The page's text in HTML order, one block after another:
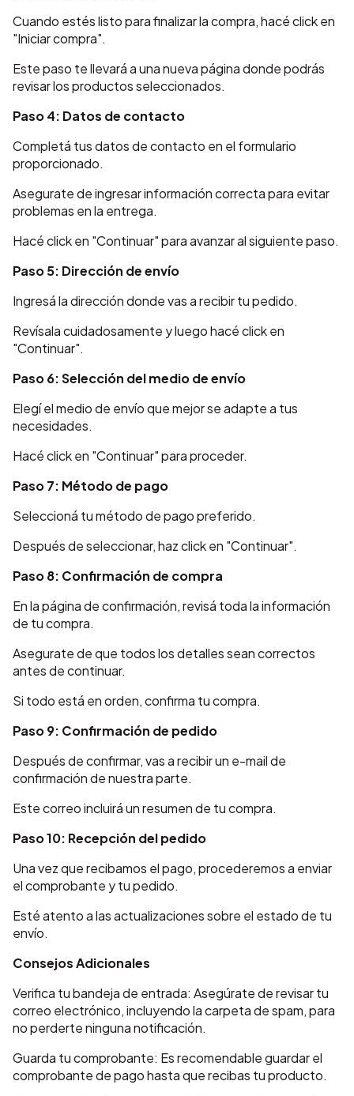
Cuando estés listo para finalizar la compra, hacé click en
"Iniciar compra".
Este paso te llevará a una nueva página donde podrás
revisar los productos seleccionados.
Paso 4: Datos de contacto
Completá tus datos de contacto en el formulario
proporcionado.
Asegurate de ingresar información correcta para evitar
problemas en la entrega.
Hacé click en "Continuar" para avanzar al siguiente paso.
Paso 5: Dirección de envío
Ingresá la dirección donde vas a recibir tu pedido.
Revísala cuidadosamente y luego hacé click en
"Continuar".
Paso 6: Selección del medio de envío
Elegí el medio de envío que mejor se adapte a tus
necesidades.
Hacé click en "Continuar" para proceder.
Paso 7: Método de pago
Seleccioná tu método de pago preferido.
Después de seleccionar, haz click en "Continuar".
Paso 8: Confirmación de compra
En la página de confirmación, revisá toda la información
de tu compra.
Asegurate de que todos los detalles sean correctos
antes de continuar.
Si todo está en orden, confirma tu compra.
Paso 9: Confirmación de pedido
Después de confirmar, vas a recibir un e-mail de
confirmación de nuestra parte.
Este correo incluirá un resumen de tu compra.
Paso 10: Recepción del pedido
Una vez que recibamos el pago, procederemos a enviar
el comprobante y tu pedido.
Esté atento a las actualizaciones sobre el estado de tu
envío.
Consejos Adicionales
Verifica tu bandeja de entrada: Asegúrate de revisar tu
correo electrónico, incluyendo la carpeta de spam, para
no perderte ninguna notificación.
Guarda tu comprobante: Es recomendable guardar el
comprobante de pago hasta que recibas tu producto.